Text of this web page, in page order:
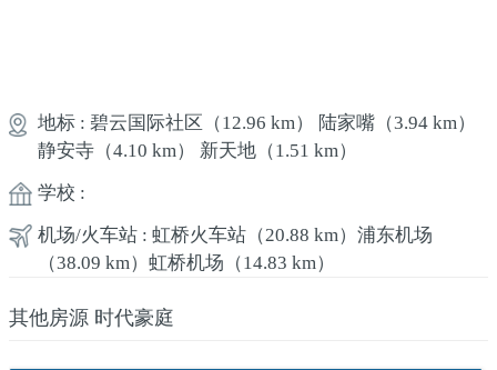
地标 : 碧云国际社区 （12.96 km） 陆家嘴（3.94 km）
静安寺（4.10 km） 新天地（1.51 km）
学校 :
机场/火车站 : 虹桥火车站（20.88 km） 浦东机场
（38.09 km） 虹桥机场 （14.83 km）
其他房源 时代豪庭